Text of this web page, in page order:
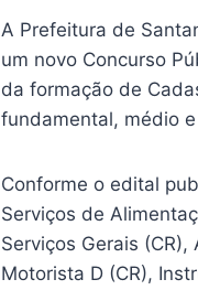
A Prefeitura de
um novo Concurso
da formação de
fundamental, médio
Conforme o edital
Serviços de
Serviços Gerais
Motorista D (CR),